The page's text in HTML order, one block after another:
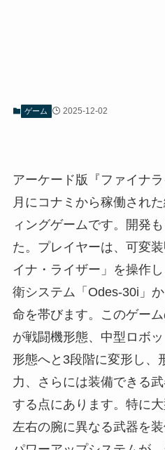
ゲーム 2025-12-02
アーケード版『ファイナ
月にコナミから稼働され
ィングゲームです。開発
た。プレイヤーは、可変
イナ・ライザー」を操作
衛システム「Odes-30i」
命を帯びます。このゲー
が戦闘機形態、中型ロボ
形態へと3段階に変形し、
力、さらには装備できる
する点にあります。特に大
左右の腕に異なる武器を